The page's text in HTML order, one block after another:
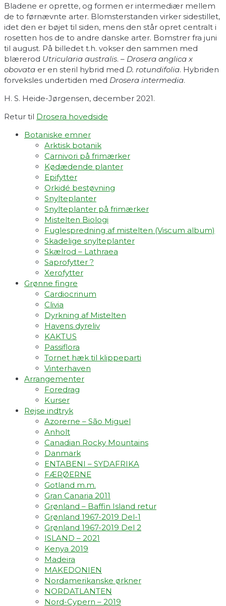
Bladene er oprette, og formen er intermediær mellem
de to førnævnte arter. Blomsterstanden virker sidestillet,
idet den er bøjet til siden, mens den står opret centralt i
rosetten hos de to andre danske arter. Bomstrer fra juni
til august. På billedet t.h. vokser den sammen med
blærerod Utricularia australis. – Drosera anglica x
obovata er en steril hybrid med D. rotundifolia. Hybriden
forveksles undertiden med Drosera intermedia.
H. S. Heide-Jørgensen, december 2021.
Retur til Drosera hovedside
Botaniske emner
Arktisk botanik
Carnivori på frimærker
Kødædende planter
Epifytter
Orkidé bestøvning
Snylteplanter
Snylteplanter på frimærker
Mistelten Biologi
Fuglespredning af mistelten (Viscum album)​
Skadelige snylteplanter
Skælrod – Lathraea
Saprofytter ?
Xerofytter
Grønne fingre
Cardiocrinum
Clivia
Dyrkning af Mistelten
Havens dyreliv
KAKTUS
Passiflora
Tornet hæk til klippeparti
Vinterhaven
Arrangementer
Foredrag
Kurser
Rejse indtryk
Azorerne – São Miguel
Anholt
Canadian Rocky Mountains
Danmark
ENTABENI – SYDAFRIKA
FÆRØERNE
Gotland m.m.
Gran Canaria 2011
Grønland – Baffin Island retur
Grønland 1967-2019 Del-1
Grønland 1967-2019 Del 2
ISLAND – 2021
Kenya 2019
Madeira
MAKEDONIEN
Nordamerikanske ørkner
NORDATLANTEN
Nord-Cypern – 2019